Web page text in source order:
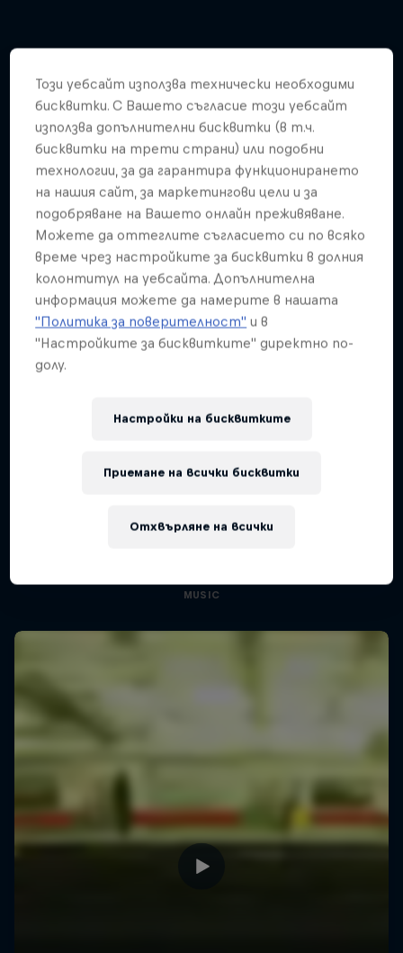
Diggin' in the Carts
music
MUSIC
Този уебсайт използва технически необходими
бисквитки. С Вашето съгласие този уебсайт
използва допълнителни бисквитки (в т.ч.
бисквитки на трети страни) или подобни
технологии, за да гарантира функционирането
на нашия сайт, за маркетингови цели и за
подобряване на Вашето онлайн преживяване.
Можете да оттеглите съгласието си по всяко
време чрез настройките за бисквитки в долния
колонтитул на уебсайта. Допълнителна
информация можете да намерите в нашата
"Политика за поверителност" и в
"Настройките за бисквитките" директно по-
долу.
Настройки на бисквитките
Отхвърляне на всички
Приемане на всички бисквитки